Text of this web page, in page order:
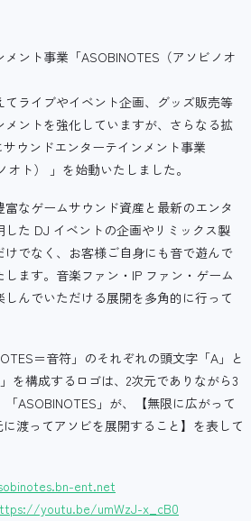
ント事業「ASOBINOTES（アソビノオ
ライブやイベント企画、グッズ販売等
メントを強化していますが、さらなる拡
サウンドエンターテインメント事業
オト） 」を始動いたしました。
なゲームサウンド資産と最新のエンタ
た DJ イベントの企画やリミックス製
でなく、お客様ご自身にも音で遊んで
ます。音楽ファン・IP ファン・ゲーム
んでいただける展開を多角的に行って
＝音符」のそれぞれの頭文字「A」と
を構成するロゴは、2次元でありながら3
ASOBINOTES」が、【無限に広がって
渡ってアソビを展開すること】を表して
ent.net
youtu.be/umWzJ-x_cB0